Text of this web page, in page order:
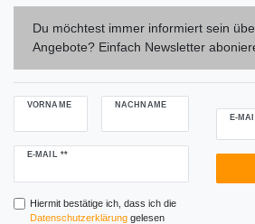
Du möchtest immer informiert sein
Angebote? Einfach Newsletter
VORNAME NACHNAME
E-MAIL **
Newsletter
Hiermit bestätige ich, dass ich die
Daten­schutz­erklärunggelesen
E-MAIL